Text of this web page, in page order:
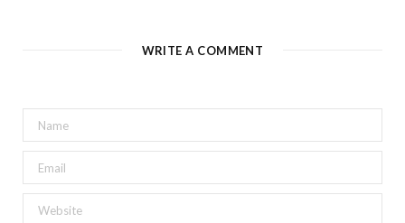
WRITE A COMMENT